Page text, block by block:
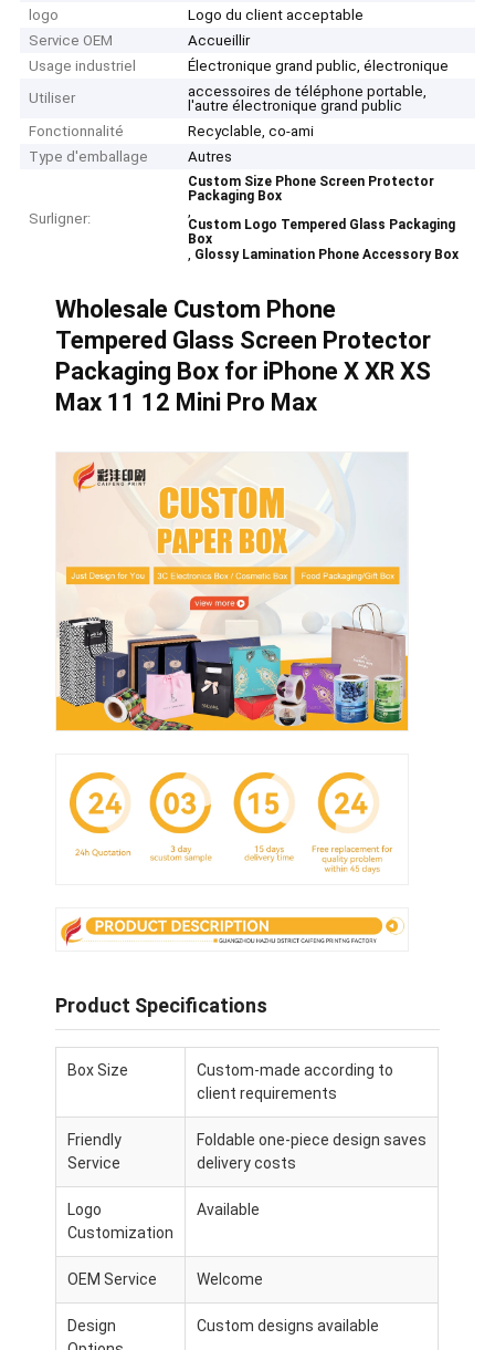
À la maison
Produits
À propos de nous
logo
Logo du client acceptable
Service OEM
Accueillir
Usage industriel
Électronique grand public, électronique
Utiliser
accessoires de téléphone portable,
l'autre électronique grand public
Fonctionnalité
Recyclable, co-ami
Type d'emballage
Autres
Surligner:
Custom Size Phone Screen Protector
Packaging Box
,
Custom Logo Tempered Glass Packaging
Box
, Glossy Lamination Phone Accessory Box
Wholesale Custom Phone
Tempered Glass Screen Protector
Packaging Box for iPhone X XR XS
Max 11 12 Mini Pro Max
Product Specifications
Box Size
Custom-made according to
client requirements
Friendly
Service
Foldable one-piece design saves
delivery costs
Logo
Customization
Available
OEM Service Welcome
Design
Custom designs available